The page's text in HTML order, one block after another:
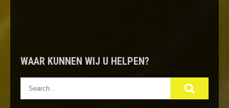
WAAR KUNNEN WIJ U HELPEN?